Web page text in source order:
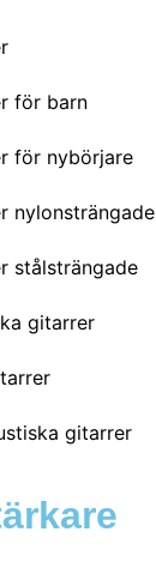
för barn
för nybörjare
nylonsträngade
stålsträngade
gitarrer
gitarrer